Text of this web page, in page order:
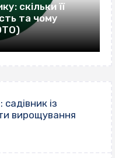
скільки її
та чому
із
вирощування